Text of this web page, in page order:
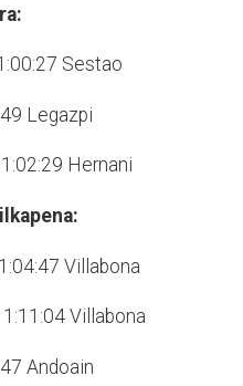
Sestao
Legazpi
Hernani
Villabona
Villabona
Andoain